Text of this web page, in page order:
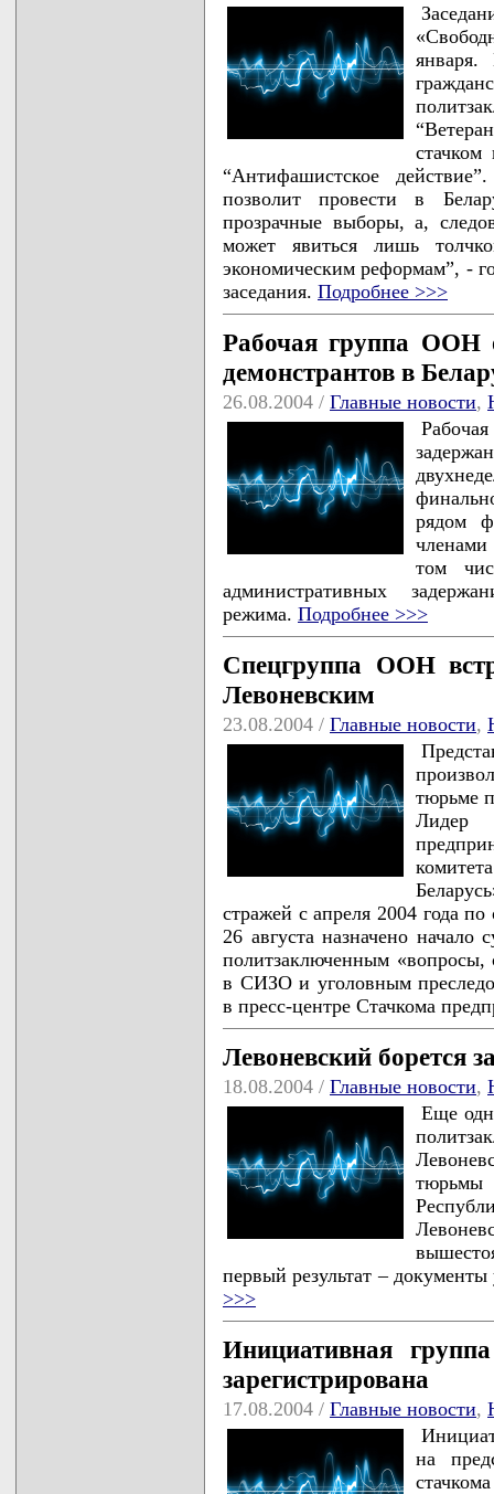
января.
стачком
“Антифашистское
позволит провести в
прозрачные выборы, а,
может явиться лишь
экономическим реформам”, -
заседания. Подробнее >>>
Рабочая группа ООН
демонстрантов в
26.08.2004 / Главные новости,
рядом
том
административных
режима. Подробнее >>>
Спецгруппа ООН
Левоневским
23.08.2004 / Главные новости,
тюрьме
Лидер
стражей с апреля 2004 года
26 августа назначено
политзаключенным «вопросы,
в СИЗО и уголовным
в пресс-центре Стачкома
Левоневский борется
18.08.2004 / Главные новости,
Еще
первый результат –
>>>
Инициативная
зарегистрирована
17.08.2004 / Главные новости,
на